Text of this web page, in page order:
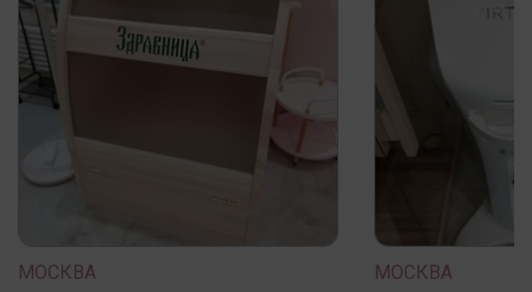
МОСКВА МОСКВА